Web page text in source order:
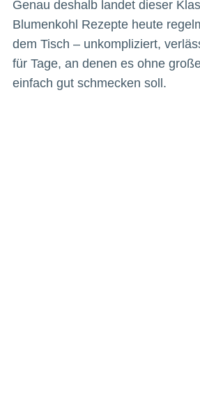
Genau deshalb landet dieser
Blumenkohl Rezepte heute
dem Tisch – unkompliziert,
für Tage, an denen es ohne
einfach gut schmecken soll.